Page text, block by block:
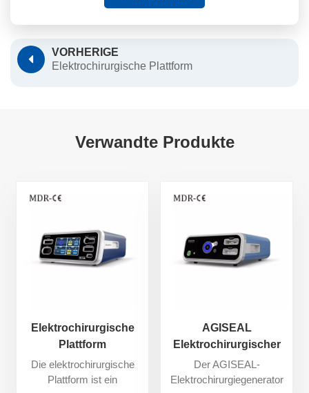
VORHERIGE
Elektrochirurgische Plattform
Verwandte Produkte
Elektrochirurgische
Plattform
Die elektrochirurgische
Plattform ist ein
AGISEAL
Elektrochirurgischer
Generator
Der AGISEAL-
Elektrochirurgiegenerator